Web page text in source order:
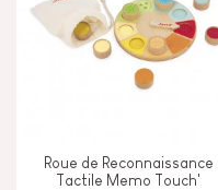
Roue de Reconnaissance
Tactile Memo Touch'